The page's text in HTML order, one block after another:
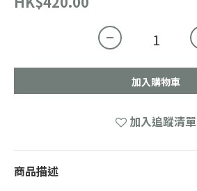
加入購物車
加入追蹤清單
商品描述